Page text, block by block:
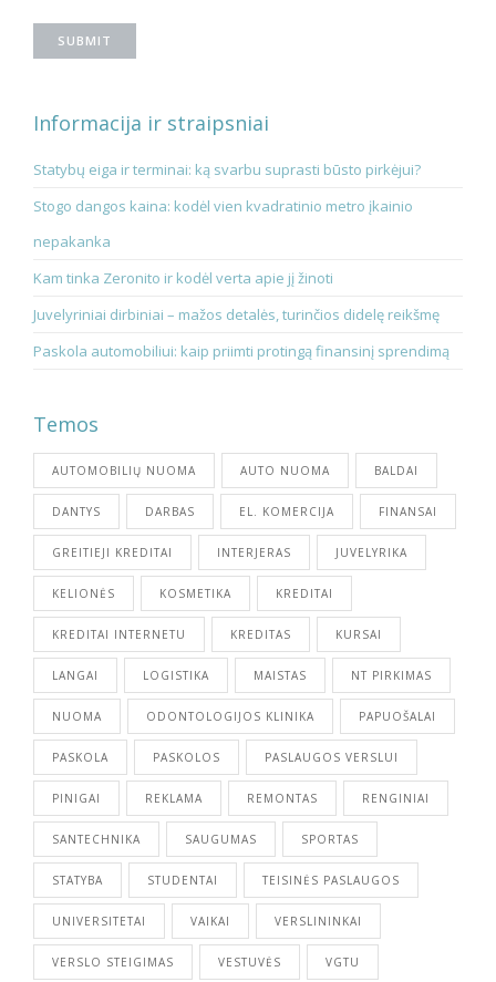
Informacija ir straipsniai
Statybų eiga ir terminai: ką svarbu suprasti būsto pirkėjui?
Stogo dangos kaina: kodėl vien kvadratinio metro įkainio
nepakanka
Kam tinka Zeronito ir kodėl verta apie jį žinoti
Juvelyriniai dirbiniai – mažos detalės, turinčios didelę reikšmę
Paskola automobiliui: kaip priimti protingą finansinį sprendimą
Temos
AUTOMOBILIŲ NUOMA AUTO NUOMA BALDAI
DANTYS DARBAS EL. KOMERCIJA FINANSAI
GREITIEJI KREDITAI INTERJERAS JUVELYRIKA
KELIONĖS KOSMETIKA KREDITAI
KREDITAI INTERNETU KREDITAS KURSAI
LANGAI LOGISTIKA MAISTAS NT PIRKIMAS
NUOMA ODONTOLOGIJOS KLINIKA PAPUOŠALAI
PASKOLA PASKOLOS PASLAUGOS VERSLUI
PINIGAI REKLAMA REMONTAS RENGINIAI
SANTECHNIKA SAUGUMAS SPORTAS
STATYBA STUDENTAI TEISINĖS PASLAUGOS
UNIVERSITETAI VAIKAI VERSLININKAI
VERSLO STEIGIMAS VESTUVĖS VGTU